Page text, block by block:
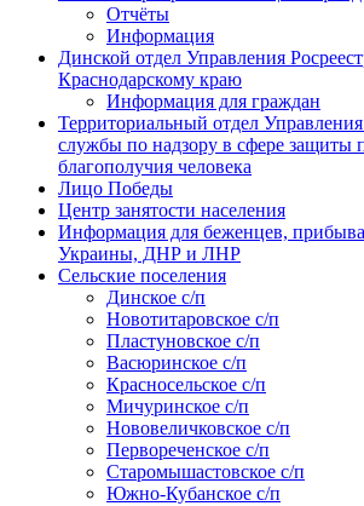
Отчёты
Информация
Динской отдел Управления
Краснодарскому краю
Информация для граждан
Территориальный отдел
службы по надзору в сфере защиты
благополучия человека
Лицо Победы
Центр занятости населения
Информация для беженцев,
Украины, ДНР и ЛНР
Сельские поселения
Динское с/п
Новотитаровское с/п
Пластуновское с/п
Васюринское с/п
Красносельское с/п
Мичуринское с/п
Нововеличковское с/п
Первореченское с/п
Старомышастовское с/п
Южно-Кубанское с/п